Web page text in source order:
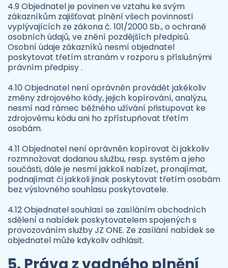
4.9 Objednatel je povinen ve vztahu ke svým
zákazníkům zajišťovat plnění všech povinností
vyplývajících ze zákona č. 101/2000 Sb., o ochraně
osobních údajů, ve znění pozdějších předpisů.
Osobní údaje zákazníků nesmí objednatel
poskytovat třetím stranám v rozporu s příslušnými
právním předpisy .
4.10 Objednatel není oprávněn provádět jakékoliv
změny zdrojového kódy, jejich kopírování, analýzu,
nesmí nad rámec běžného užívání přistupovat ke
zdrojovému kódu ani ho zpřístupňovat třetím
osobám.
4.11 Objednatel není oprávněn kopírovat či jakkoliv
rozmnožovat dodanou službu, resp. systém a jeho
součásti, dále je nesmí jakkoli nabízet, pronajímat,
podnajímat či jakkoli jinak poskytovat třetím osobám
bez výslovného souhlasu poskytovatele.
4.12 Objednatel souhlasí se zasíláním obchodních
sdělení a nabídek poskytovatelem spojených s
provozováním služby JZ ONE. Ze zasílání nabídek se
objednatel může kdykoliv odhlásit.